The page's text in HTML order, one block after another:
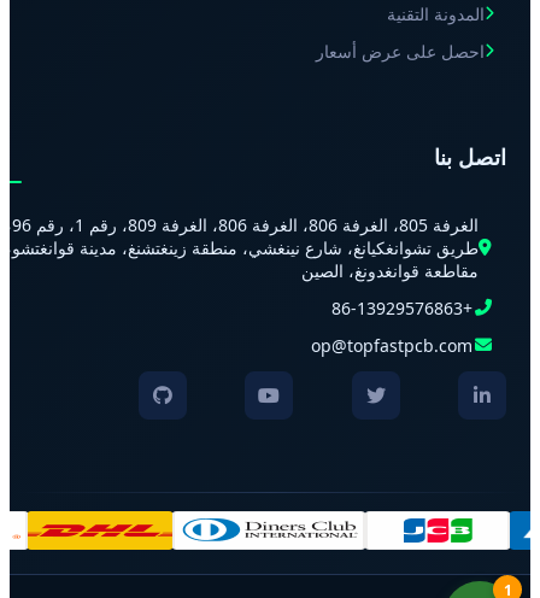
المدونة التقنية
احصل على عرض أسعار
اتصل بنا
الغرفة 805، الغرفة 806، الغرفة 806، الغرفة 809، رقم 1، رقم 96،
طريق تشوانغكيانغ، شارع نينغشي، منطقة زينغتشنغ، مدينة قوانغتشو،
مقاطعة قوانغدونغ، الصين
+86-13929576863
op@topfastpcb.com
1